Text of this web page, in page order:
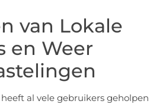
van Lokale
en Weer
al vele gebruikers geholpen